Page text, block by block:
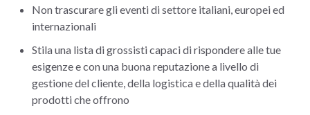
Non trascurare gli eventi di settore italiani, europei ed
internazionali
Stila una lista di grossisti capaci di rispondere alle tue
esigenze e con una buona reputazione a livello di
gestione del cliente, della logistica e della qualità dei
prodotti che offrono